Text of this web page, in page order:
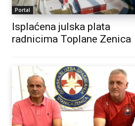
Portal
Isplaćena julska plata
radnicima Toplane Zenica